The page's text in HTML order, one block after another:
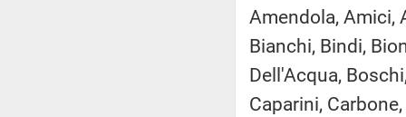
Amendola, Amici,
Bianchi, Bindi,
Dell'Acqua,
Caparini,